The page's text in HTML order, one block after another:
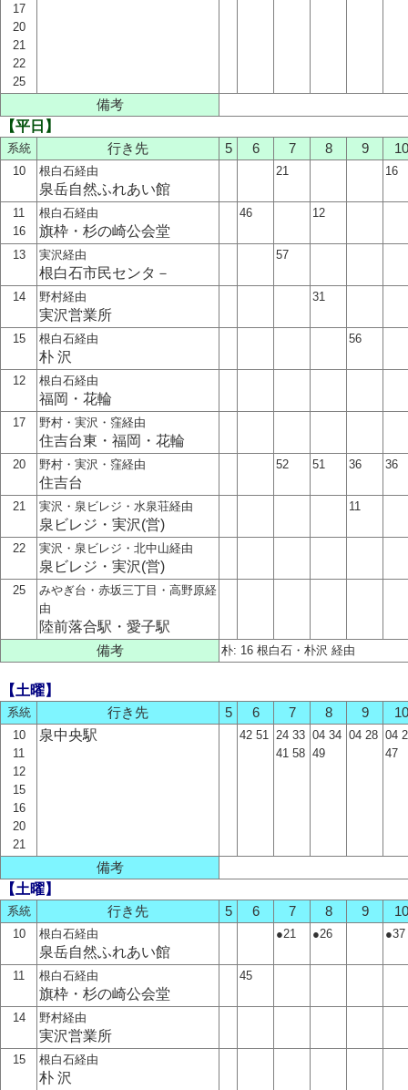
17
20
21
22
25
備考
【平日】
系統 行き先 5 6 7 8 9 10
10 根白石経由
泉岳自然ふれあい館
21 16
11
16
根白石経由
旗枠・杉の崎公会堂
46 12
13 実沢経由
根白石市民センタ－
57
14 野村経由
実沢営業所
31
15 根白石経由
朴 沢
56
12 根白石経由
福岡・花輪
17 野村・実沢・窪経由
住吉台東・福岡・花輪
20 野村・実沢・窪経由
住吉台
52 51 36 36
21 実沢・泉ビレジ・水泉荘経由
泉ビレジ・実沢(営)
11
22 実沢・泉ビレジ・北中山経由
泉ビレジ・実沢(営)
25
みやぎ台・赤坂三丁目・高野原経
由
陸前落合駅・愛子駅
備考 朴: 16 根白石・朴沢 経由
【土曜】
系統 行き先 5 6 7 8 9 10
10
11
12
15
16
20
21
泉中央駅 42 51
24 33
41 58
04 34
49
04 28 04
47
備考
【土曜】
系統 行き先 5 6 7 8 9 10
10 根白石経由
泉岳自然ふれあい館
●21 ●26 ●37
11 根白石経由
旗枠・杉の崎公会堂
45
14 野村経由
実沢営業所
15 根白石経由
朴 沢